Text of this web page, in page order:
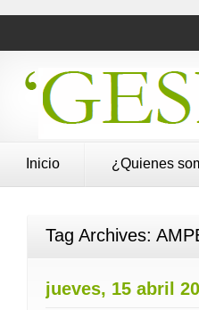
Inicio ¿Quienes
Tag Archives:
jueves, 15 abril